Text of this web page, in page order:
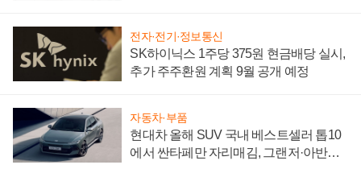
전자·전기·정보통신
SK하이닉스 1주당 375원 현금배당 실시,
추가 주주환원 계획 9월 공개 예정
자동차·부품
현대차 올해 SUV 국내 베스트셀러 톱10
에서 싼타페만 자리매김, 그랜저·아반떼